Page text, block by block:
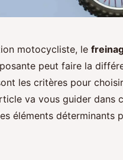
motocycliste, le
peut faire la
les critères pour
va vous guider dans
éléments déterminants